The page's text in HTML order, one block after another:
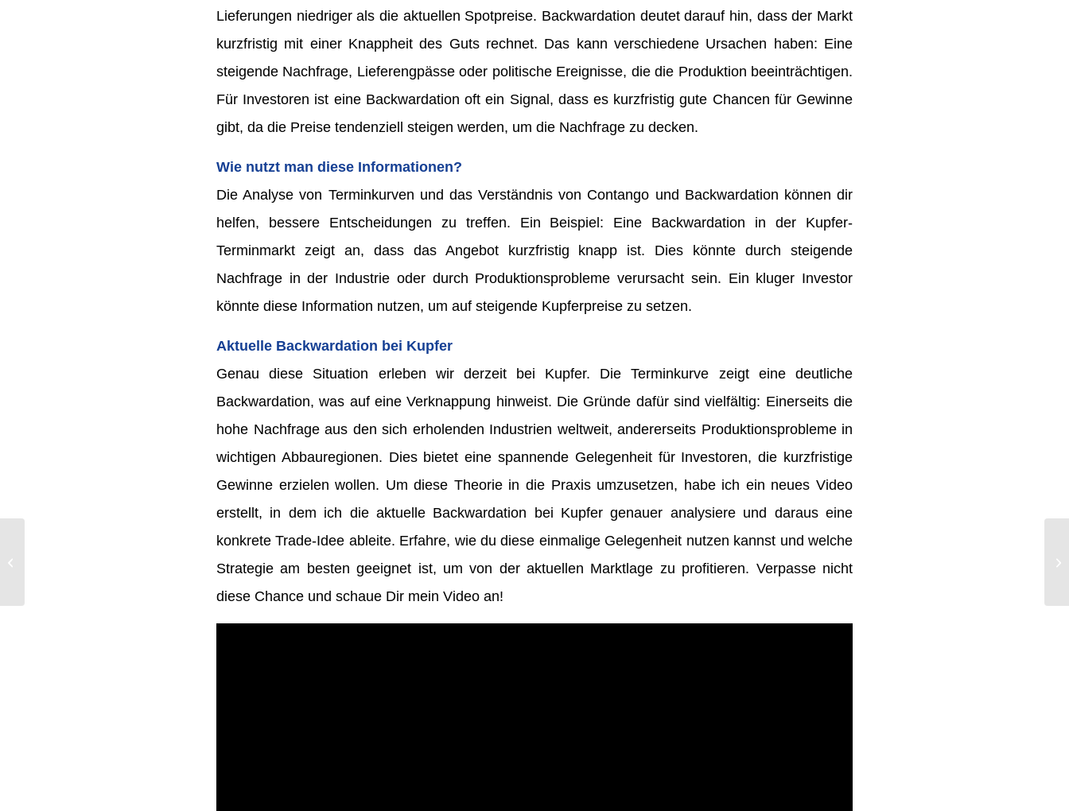
Lieferungen niedriger als die aktuellen Spotpreise. Backwardation deutet darauf hin, dass der Markt
kurzfristig mit einer Knappheit des Guts rechnet. Das kann verschiedene Ursachen haben: Eine
steigende Nachfrage, Lieferengpässe oder politische Ereignisse, die die Produktion beeinträchtigen.
Für Investoren ist eine Backwardation oft ein Signal, dass es kurzfristig gute Chancen für Gewinne
gibt, da die Preise tendenziell steigen werden, um die Nachfrage zu decken.
Wie nutzt man diese Informationen?
Die Analyse von Terminkurven und das Verständnis von Contango und Backwardation können dir
helfen, bessere Entscheidungen zu treffen. Ein Beispiel: Eine Backwardation in der Kupfer-
Terminmarkt zeigt an, dass das Angebot kurzfristig knapp ist. Dies könnte durch steigende
Nachfrage in der Industrie oder durch Produktionsprobleme verursacht sein. Ein kluger Investor
könnte diese Information nutzen, um auf steigende Kupferpreise zu setzen.
Aktuelle Backwardation bei Kupfer
Genau diese Situation erleben wir derzeit bei Kupfer. Die Terminkurve zeigt eine deutliche
Backwardation, was auf eine Verknappung hinweist. Die Gründe dafür sind vielfältig: Einerseits die
hohe Nachfrage aus den sich erholenden Industrien weltweit, andererseits Produktionsprobleme in
wichtigen Abbauregionen. Dies bietet eine spannende Gelegenheit für Investoren, die kurzfristige
Gewinne erzielen wollen. Um diese Theorie in die Praxis umzusetzen, habe ich ein neues Video
erstellt, in dem ich die aktuelle Backwardation bei Kupfer genauer analysiere und daraus eine
konkrete Trade-Idee ableite. Erfahre, wie du diese einmalige Gelegenheit nutzen kannst und welche
Strategie am besten geeignet ist, um von der aktuellen Marktlage zu profitieren. Verpasse nicht
diese Chance und schaue Dir mein Video an!